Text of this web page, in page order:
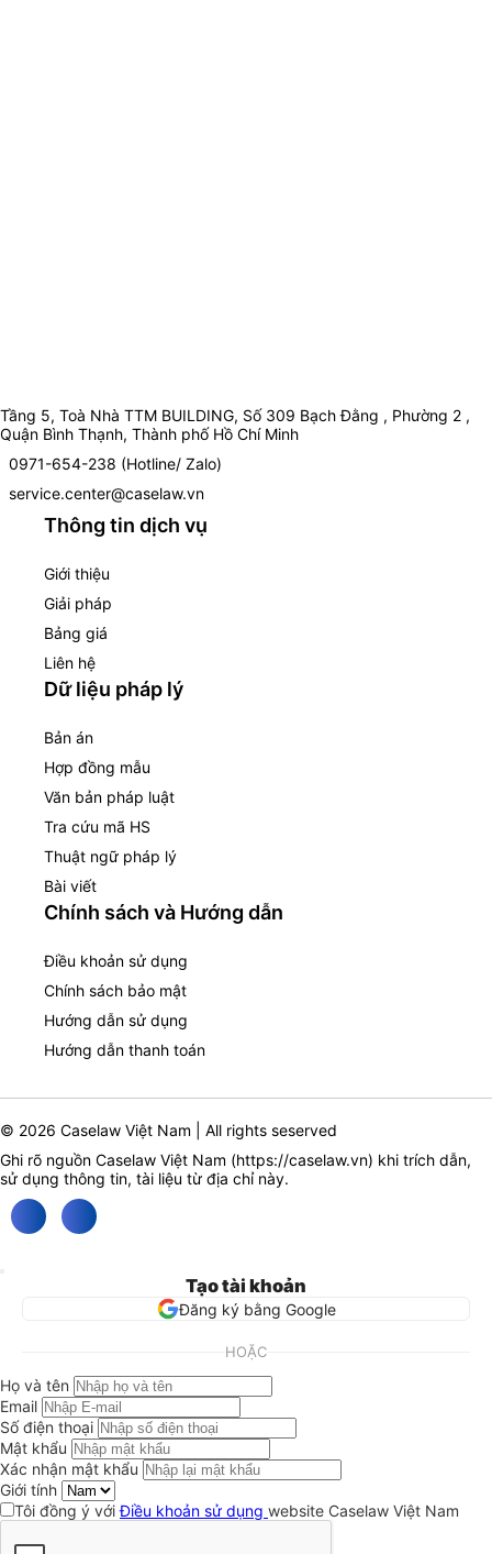
Tầng 5, Toà Nhà TTM BUILDING, Số 309 Bạch Đằng , Phường 2 ,
Quận Bình Thạnh, Thành phố Hồ Chí Minh
0971-654-238 (Hotline/ Zalo)
service.center@caselaw.vn
Thông tin dịch vụ
Giới thiệu
Giải pháp
Bảng giá
Liên hệ
Dữ liệu pháp lý
Bản án
Hợp đồng mẫu
Văn bản pháp luật
Tra cứu mã HS
Thuật ngữ pháp lý
Bài viết
Chính sách và Hướng dẫn
Điều khoản sử dụng
Chính sách bảo mật
Hướng dẫn sử dụng
Hướng dẫn thanh toán
© 2026 Caselaw Việt Nam | All rights seserved
Ghi rõ nguồn Caselaw Việt Nam (https://caselaw.vn) khi trích dẫn,
sử dụng thông tin, tài liệu từ địa chỉ này.
Tạo tài khoản
Đăng ký bằng Google
HOẶC
Họ và tên
Email
Số điện thoại
Mật khẩu
Xác nhận mật khẩu
Giới tính
Tôi đồng ý vớiĐiều khoản sử dụng website Caselaw Việt Nam